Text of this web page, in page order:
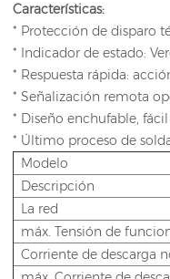
Características:
* Protección de disparo
* Indicador de estado:
* Respuesta rápida:
* Señalización remota
* Diseño enchufable,
* Último proceso de
Modelo
Descripción
La red
máx. Tensión de
Corriente de descarga